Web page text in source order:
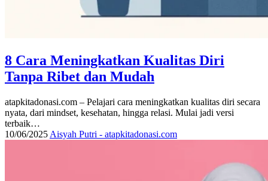
8 Cara Meningkatkan Kualitas Diri
Tanpa Ribet dan Mudah
atapkitadonasi.com – Pelajari cara meningkatkan kualitas diri secara
nyata, dari mindset, kesehatan, hingga relasi. Mulai jadi versi
terbaik…
10/06/2025 Aisyah Putri - atapkitadonasi.com